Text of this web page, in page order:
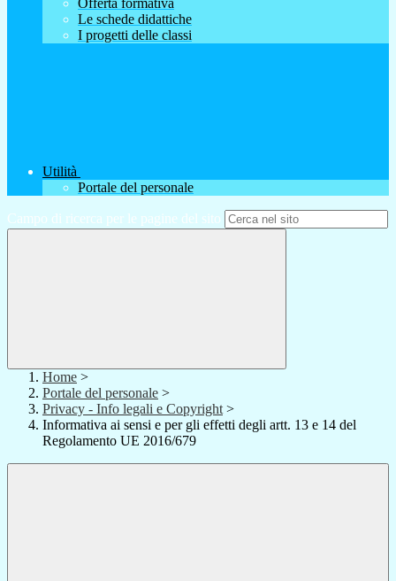
Offerta formativa
Le schede didattiche
I progetti delle classi
Utilità
Portale del personale
Campo di ricerca per le pagine del sito
Home >
Portale del personale >
Privacy - Info legali e Copyright >
Informativa ai sensi e per gli effetti degli artt. 13 e 14 del
Regolamento UE 2016/679